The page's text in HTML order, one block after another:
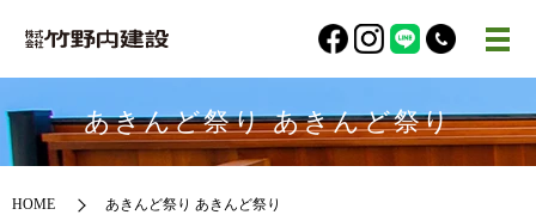
あきんど祭り あきんど祭り
HOME あきんど祭り あきんど祭り